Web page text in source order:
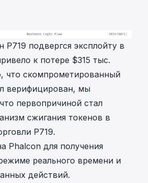
P719 подвергся эксплойту в
к потере $315 тыс.
что скомпрометированный
верифицирован, мы
первопричиной стал
сжигания токенов в
P719.
Phalcon для получения
реального времени и
действий.